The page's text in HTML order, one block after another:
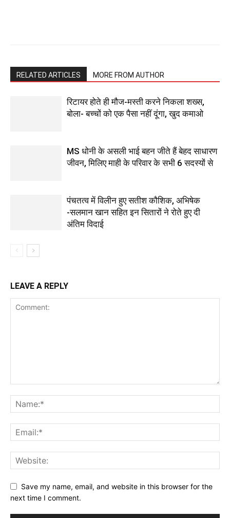
RELATED ARTICLES MORE FROM AUTHOR
रिटायर होते ही मौज-मस्ती करने निकला शख्स,
बोला- बच्चों को एक पैसा नहीं दूंगा, खुद कमाओ
MS धोनी के असली भाई बहन जीते हैं बेहद साधारण
जीवन, मिलिए माही के परिवार के सभी 6 सदस्यों से
पंचतत्व में विलीन हुए सतीश कौशिक, अभिषेक
-सलमान खान सहित इन सितारों ने रोते हुए दी
अंतिम विदाई
LEAVE A REPLY
Save my name, email, and website in this browser for the
next time I comment.